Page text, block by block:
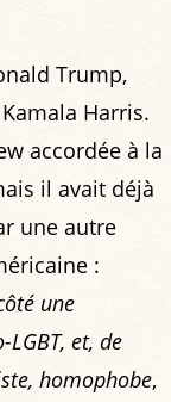
Trump,
Harris.
accordée à la
il avait déjà
une autre
:
une
et, de
homophobe,